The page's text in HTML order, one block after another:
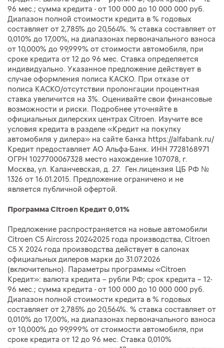
96 мес.; сумма кредита - от 100 000 до 10 000 000 руб.
Диапазон полной стоимости кредита в % годовых
составляет от 2,785% до 20,564%. % ставка составляет от
0,010% до 17,00%, на диапазонах первоначального взноса
от 10,000% до 99,999% от стоимости автомобиля, при
сроке кредита от 12 до 96 мес. Ставка определяется
индивидуально. Указанное предложение действует в
случае оформления полиса КАСКО. При отказе от
полиса КАСКО/отсутствии пролонгации процентная
ставка увеличится на 3%. Оценивайте свои финансовые
возможности и риски. Подробнее уточняйте в
официальных дилерских центрах Citroen. Изучите все
условия кредита в разделе «Кредит на покупку
автомобиля у дилера» на сайте банка https://alfabank.ru/
Кредит предоставляет АО Альфа-Банк. ИНН 7728168971
ОГРН 1027700067328 место нахождение 107078, г.
Москва, ул. Каланчевская, д. 27. Ген.лицензия ЦБ РФ №
1326 от 16.01.2015. Предложение ограничено и не
является публичной офертой.
Программа Citroen Кредит 0,01%
Предложение распространяется на новые автомобили
Citroen C5 Aircross 2024-2025 года производства, Citroen
C5 X 2024 года производства действует в салонах
официальных дилеров марки до 31.07.2026
(включительно). Параметры программы «Citroen
Кредит»: валюта кредита – рубли РФ; срок кредита – 12-
96 мес.; сумма кредита - от 100 000 до 10 000 000 руб.
Диапазон полной стоимости кредита в % годовых
составляет от 2,785% до 20,564%. % ставка составляет от
0,010% до 17,00%, на диапазонах первоначального взноса
от 10,000% до 99,999% от стоимости автомобиля, при
сроке кредита от 12 до 96 мес. Ставка 0,010%